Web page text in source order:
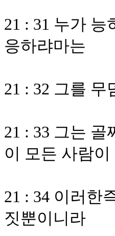
21 : 31 누가
응하랴마는
21 : 32 그를
21 : 33 그는
이 모든 사람
21 : 34 이러한
짓뿐이니라